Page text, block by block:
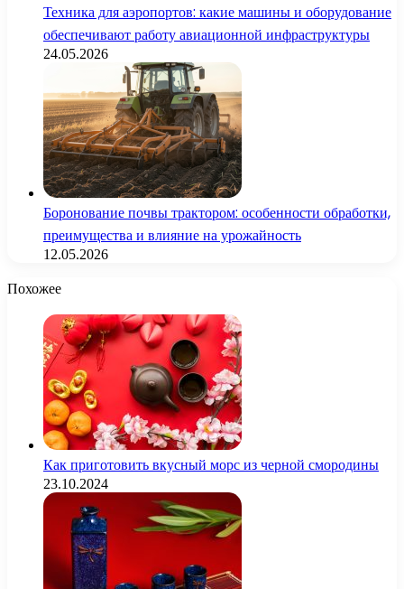
Техника для аэропортов: какие машины и оборудование
обеспечивают работу авиационной инфраструктуры
24.05.2026
Боронование почвы трактором: особенности обработки,
преимущества и влияние на урожайность
12.05.2026
Похожее
Как приготовить вкусный морс из черной смородины
23.10.2024